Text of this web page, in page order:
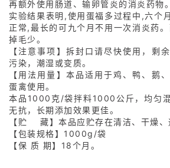
再额外使用肠道、输卵管炎的消炎药物。
实验结果表明,使用蛋福多过程中,六个
正常,最长的可九个月不用一次消炎药
掉毛少。
【注意事项】拆封口请尽快使用，剩
污染，潮湿或变质。
【用法用量】本品适用于鸡、鸭、鹅
蛋禽使用。
本品1000克/袋拌料1000公斤，均匀
无抗，长期添加效果更佳。
【贮 藏】本品应贮存在清洁、干燥、
【包装规格】1000g/袋
【保 质 期】18个月。